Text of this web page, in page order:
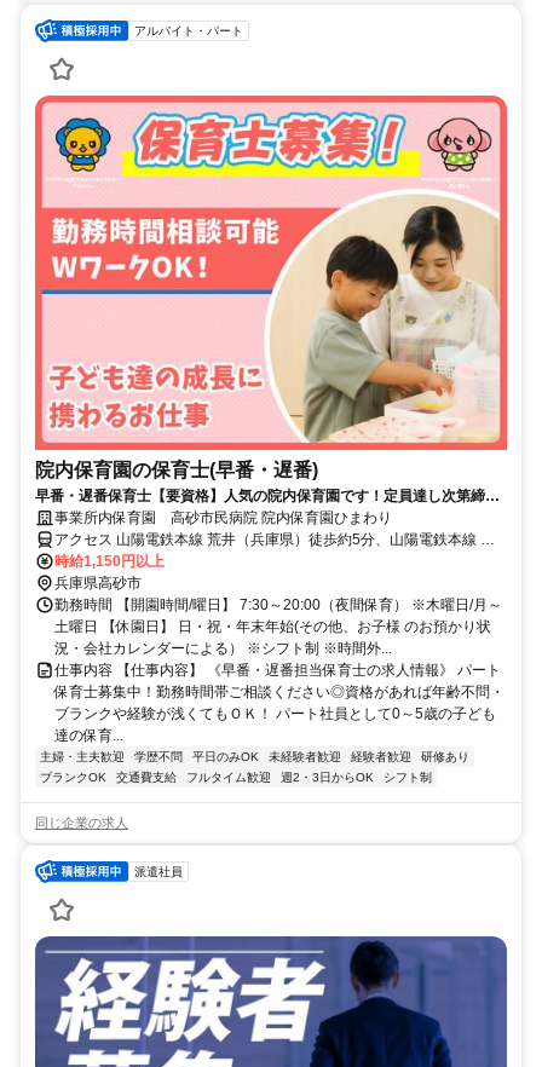
アルバイト・パート
院内保育園の保育士(早番・遅番)
早番・遅番保育士【要資格】人気の院内保育園です！定員達し次第締め
切りますのでお早めにご応募ください
事業所内保育園 高砂市民病院 院内保育園ひまわり
アクセス 山陽電鉄本線 荒井（兵庫県）徒歩約5分、山陽電鉄本線 高
砂（兵庫県）徒歩約13分、山陽電鉄本線 伊保徒歩約21分
時給1,150円以上
兵庫県高砂市
勤務時間 【開園時間/曜日】 7:30～20:00（夜間保育） ※木曜日/月～
土曜日 【休園日】 日・祝・年末年始(その他、お子様 のお預かり状
況・会社カレンダーによる） ※シフト制 ※時間外...
仕事内容 【仕事内容】 《早番・遅番担当保育士の求人情報》 パート
保育士募集中！勤務時間帯ご相談ください◎資格があれば年齢不問・
ブランクや経験が浅くてもＯＫ！ パート社員として0～5歳の子ども
達の保育...
主婦・主夫歓迎 学歴不問 平日のみOK 未経験者歓迎 経験者歓迎
研修あり
ブランクOK
交通費支給 フルタイム歓迎 週2・3日からOK シフト制
同じ企業の求人
派遣社員